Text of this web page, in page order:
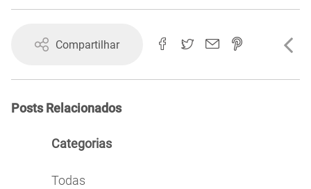
Compartilhar
Posts Relacionados
Categorias
Todas